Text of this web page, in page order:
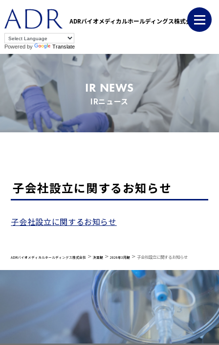
ADRバイオメディカルホールディングス株式会社
Powered by Translate
IR NEWS
IRニュース
子会社設立に関するお知らせ
子会社設立に関するお知らせ
ADRバイオメディカルホールディングス株式会社 >決算期 >2026年3月期 >子会社設立に関するお知らせ